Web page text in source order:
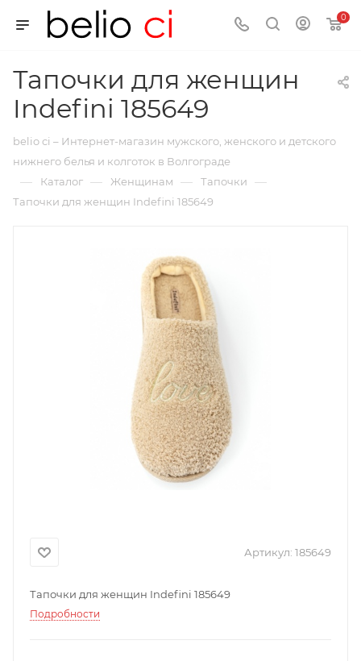
0
Тапочки для женщин
Indefini 185649
belio ci – Интернет-магазин мужского, женского и детского
нижнего белья и колготок в Волгограде
— Каталог — Женщинам — Тапочки —
Тапочки для женщин Indefini 185649
Артикул: 185649
Тапочки для женщин Indefini 185649
Подробности